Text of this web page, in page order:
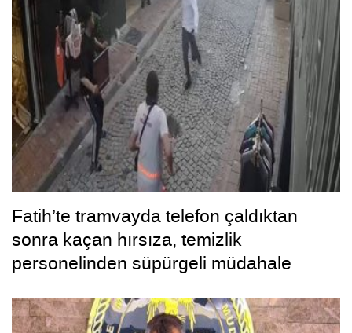
Fatih’te tramvayda telefon çaldıktan
sonra kaçan hırsıza, temizlik
personelinden süpürgeli müdahale